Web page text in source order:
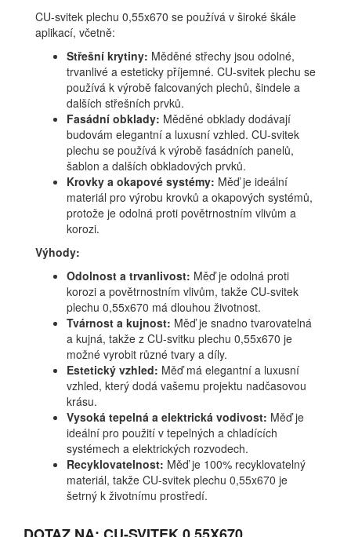
CU-svitek plechu 0,55x670 se používá v široké škále
aplikací, včetně:
Střešní krytiny: Měděné střechy jsou odolné,
trvanlivé a esteticky příjemné. CU-svitek plechu se
používá k výrobě falcovaných plechů, šindele a
dalších střešních prvků.
Fasádní obklady: Měděné obklady dodávají
budovám elegantní a luxusní vzhled. CU-svitek
plechu se používá k výrobě fasádních panelů,
šablon a dalších obkladových prvků.
Krovky a okapové systémy: Měď je ideální
materiál pro výrobu krovků a okapových systémů,
protože je odolná proti povětrnostním vlivům a
korozi.
Výhody:
Odolnost a trvanlivost: Měď je odolná proti
korozi a povětrnostním vlivům, takže CU-svitek
plechu 0,55x670 má dlouhou životnost.
Tvárnost a kujnost: Měď je snadno tvarovatelná
a kujná, takže z CU-svitku plechu 0,55x670 je
možné vyrobit různé tvary a díly.
Estetický vzhled: Měď má elegantní a luxusní
vzhled, který dodá vašemu projektu nadčasovou
krásu.
Vysoká tepelná a elektrická vodivost: Měď je
ideální pro použití v tepelných a chladících
systémech a elektrických rozvodech.
Recyklovatelnost: Měď je 100% recyklovatelný
materiál, takže CU-svitek plechu 0,55x670 je
šetrný k životnímu prostředí.